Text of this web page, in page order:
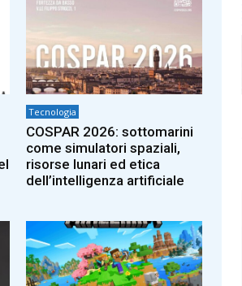
Tecnologia
COSPAR 2026: sottomarini
come simulatori spaziali,
risorse lunari ed etica
dell’intelligenza artificiale